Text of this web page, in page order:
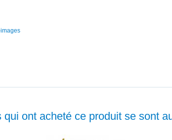
qui ont acheté ce produit se sont